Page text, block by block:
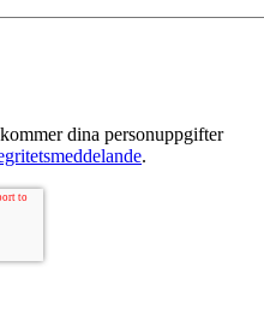
dina personuppgifter
.